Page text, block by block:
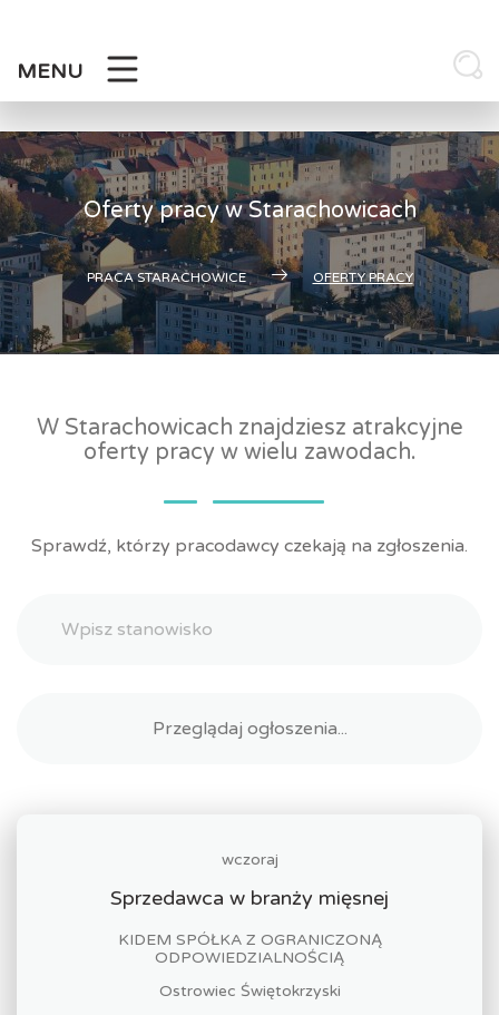
MENU
Oferty pracy w Starachowicach
PRACA STARACHOWICE OFERTY PRACY
W Starachowicach znajdziesz atrakcyjne
oferty pracy w wielu zawodach.
Sprawdź, którzy pracodawcy czekają na zgłoszenia.
wczoraj
Sprzedawca w branży mięsnej
KIDEM SPÓŁKA Z OGRANICZONĄ
ODPOWIEDZIALNOŚCIĄ
Ostrowiec Świętokrzyski